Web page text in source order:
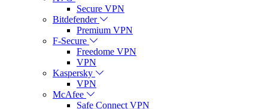
Secure VPN
Bitdefender
Premium VPN
F-Secure
Freedome VPN
VPN
Kaspersky
VPN
McAfee
Safe Connect VPN